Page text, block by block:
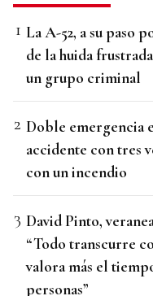
La A-52, a su paso
de la huida
un grupo criminal
Doble emergencia
accidente con tres
con un incendio
David Pinto,
“Todo transcurre
valora más el
personas”